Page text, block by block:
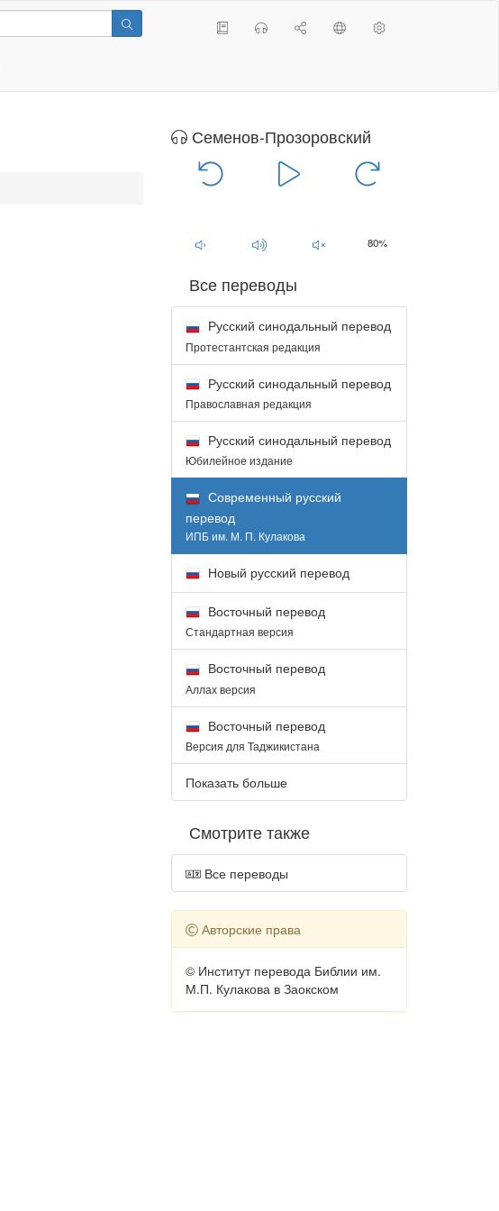
Семенов-Прозоровский
80%
Все переводы
Русский синодальный перевод
Протестантская редакция
Русский синодальный перевод
Православная редакция
Русский синодальный перевод
Юбилейное издание
Современный русский
перевод
ИПБ им. М. П. Кулакова
Новый русский перевод
Восточный перевод
Стандартная версия
Восточный перевод
Аллах версия
Восточный перевод
Версия для Таджикистана
Показать больше
Смотрите также
Все переводы
Авторские права
© Институт перевода Библии им.
М.П. Кулакова в Заокском